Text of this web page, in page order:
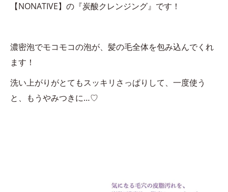
【NONATIVE】の『炭酸クレンジング』です！
濃密泡でモコモコの泡が、髪の毛全体を包み込んでくれ
ます！
洗い上がりがとてもスッキリさっぱりして、一度使う
と、もうやみつきに…♡